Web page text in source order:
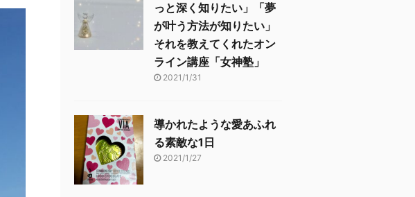
っと深く知りたい」「夢
が叶う方法が知りたい」
それを教えてくれたオン
ライン講座「女神塾」
2021/1/31
導かれたような愛あふれ
る素敵な1日
2021/1/27